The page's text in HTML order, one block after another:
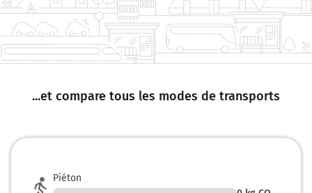
...et compare tous les modes de transports
Piéton